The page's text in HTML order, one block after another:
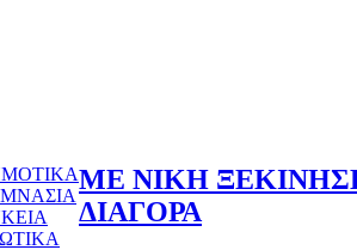
ΜΕ ΝΙΚΗ
ΔΙΑΓΟΡΑ